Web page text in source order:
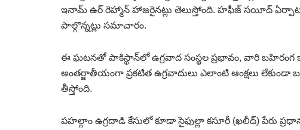
ఇనామ్ ఉర్ రెహ్మాన్ హాజరైనట్లు తెలుస్తోంది. హఫీజ్ సయీద్ ఏర్పాటు
పాల్గొన్నట్లు సమాచారం.
ఈ ఘటనతో పాకిస్థాన్‌లో ఉగ్రవాద సంస్థల ప్రభావం, వారి
అంతర్జాతీయంగా ప్రకటిత ఉగ్రవాదులు ఎలాంటి ఆంక్షలు లేకుండా
తీస్తోంది.
పహల్గాం ఉగ్రదాడి కేసులో కూడా సైఫుల్లా కసూరీ (ఖలీద్) పేరు